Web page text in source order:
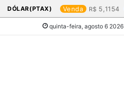
DÓLAR(PTAX) Venda 5,1154
quinta-feira, agosto 6 2026